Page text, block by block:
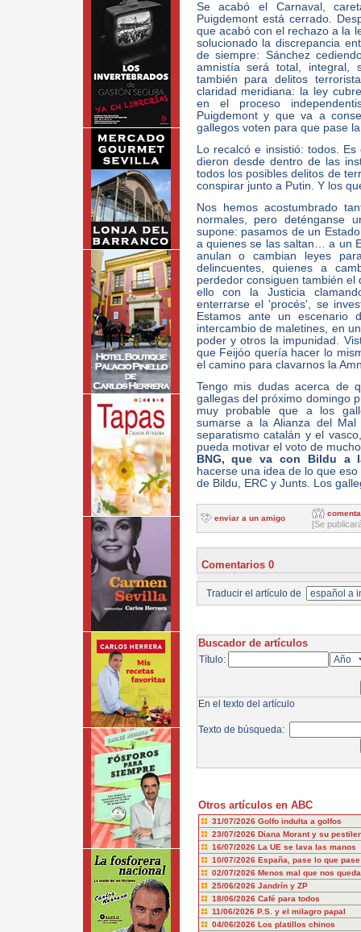
Se acabó el Carnaval,
Puigdemont está cerrado.
que acabó con el rechazo a la
solucionado la discrepancia
de siempre: Sánchez
amnistía será total, integral,
también para delitos
claridad meridiana: la ley
en el proceso
Puigdemont y que va a
gallegos voten para que pase
Lo recalcó e insistió: todos.
dieron desde dentro de las
todos los posibles delitos de
conspirar junto a Putin. Y los
Nos hemos acostumbrado
normales, pero deténganse
supone: pasamos de un
a quienes se las saltan… a un
anulan o cambian leyes
delincuentes, quienes a
perdedor consiguen también
ello con la Justicia
enterrarse el 'procés', se
Estamos ante un escenario
intercambio de maletines, en
poder y otros la impunidad.
que Feijóo quería hacer lo
el camino para clavarnos la
Tengo mis dudas acerca de
gallegas del próximo domingo
muy probable que a los
sumarse a la Alianza del
separatismo catalán y el
pueda motivar el voto de
BNG, que va con Bildu a
hacerse una idea de lo que
de Bildu, ERC y Junts. Los
enviar a un amigo
[Se
Comentarios 0
Traducir el artículo de
Buscador de artículos
Título:
En el texto del artículo
Texto de búsqueda:
Otros artículos en ABC
31/07/2026 Golfo indulta a golfos
23/07/2026 Diana Morant y su
16/07/2026 La UE se lava las manos
10/07/2026 España, pase lo que pase
02/07/2026 Menos mal que nos
25/06/2026 Jandrín y ZP
18/06/2026 Café para todos
11/06/2026 P.S. y el milagro papal
04/06/2026 Los platillos chinos